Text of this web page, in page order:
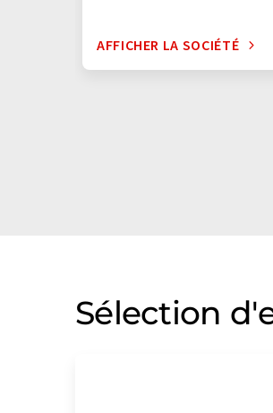
AFFICHER LA SOCIÉTÉ
Sélection